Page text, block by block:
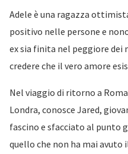
Adele è una ragazza
positivo nelle persone e
ex sia finita nel peggiore dei
credere che il vero amore
Nel viaggio di ritorno a
Londra, conosce Jared,
fascino e sfacciato al punto
quello che non ha mai avuto